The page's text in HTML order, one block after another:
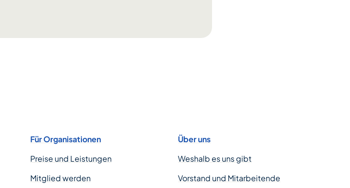
Für Organisationen
Preise und Leistungen
Mitglied werden
Über uns
Weshalb es uns gibt
Vorstand und Mitarbeitende